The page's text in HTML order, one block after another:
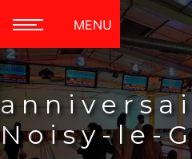
MENU
Noisy-le-
Panneau de gestion des